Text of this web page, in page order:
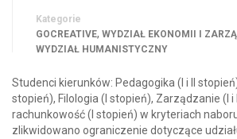
Kategorie
GOCREATIVE, WYDZIAŁ EKONOMII I
WYDZIAŁ HUMANISTYCZNY
Studenci kierunków: Pedagogika (I i II
stopień), Filologia (I stopień), Zarządzanie (I i
rachunkowość (I stopień) w kryteriach
zlikwidowano ograniczenie dotyczące